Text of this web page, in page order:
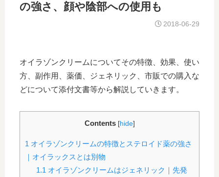
の強さ、顔や陰部への使用も
2018-06-29
オイラゾンクリームについてその特徴、効果、使い
方、副作用、薬価、ジェネリック、市販での購入な
どについて添付文書等から解説していきます。
Contents [hide]
1 オイラゾンクリームの特徴とステロイド薬の強さ
｜オイラックスとは別物
1.1 オイラゾンクリームはジェネリック｜先発